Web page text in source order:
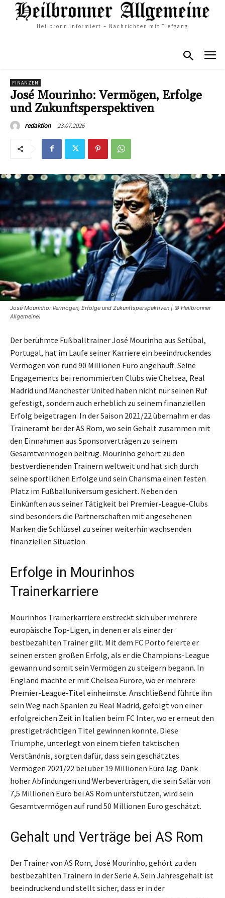
Heilbronn informiert – Nachrichten mit Tiefgang
FINANZEN
José Mourinho: Vermögen, Erfolge
und Zukunftsperspektiven
redaktion 23.07.2026
José Mourinho: Vermögen, Erfolge und Zukunftsperspektiven | © Heilbronner
Allgemeine)
Der berühmte Fußballtrainer José Mourinho aus Setúbal,
Portugal, hat im Laufe seiner Karriere ein beeindruckendes
Vermögen von rund 90 Millionen Euro angehäuft. Seine
Engagements bei renommierten Clubs wie Chelsea, Real
Madrid und Manchester United haben nicht nur seinen Ruf
gefestigt, sondern auch erheblich zu seinem finanziellen
Erfolg beigetragen. In der Saison 2021/22 übernahm er das
Traineramt bei der AS Rom, wo sein Gehalt zusammen mit
den Einnahmen aus Sponsorverträgen zu seinem
Gesamtvermögen beitrug. Mourinho gehört zu den
bestverdienenden Trainern weltweit und hat sich durch
seine sportlichen Erfolge und sein Charisma einen festen
Platz im Fußballuniversum gesichert. Neben den
Einkünften aus seiner Tätigkeit bei Premier-League-Clubs
sind besonders die Partnerschaften mit angesehenen
Marken die Schlüssel zu seiner weiterhin wachsenden
finanziellen Situation.
Erfolge in Mourinhos
Trainerkarriere
Mourinhos Trainerkarriere erstreckt sich über mehrere
europäische Top-Ligen, in denen er als einer der
bestbezahlten Trainer gilt. Mit dem FC Porto feierte er
seinen ersten großen Erfolg, als er die Champions-League
gewann und somit sein Vermögen zu steigern begann. In
England machte er mit Chelsea Furore, wo er mehrere
Premier-League-Titel einheimste. Anschließend führte ihn
sein Weg nach Spanien zu Real Madrid, gefolgt von einer
erfolgreichen Zeit in Italien beim FC Inter, wo er erneut den
prestigeträchtigen Titel gewinnen konnte. Diese
Triumphe, unterlegt von einem tiefen taktischen
Verständnis, sorgten dafür, dass sein geschätztes
Vermögen 2021/22 bei über 19 Millionen Euro lag. Dank
hoher Abfindungen und Werbeverträgen, die sein Salär von
7,5 Millionen Euro bei AS Rom unterstützen, wird sein
Gesamtvermögen auf rund 50 Millionen Euro geschätzt.
Gehalt und Verträge bei AS Rom
Der Trainer von AS Rom, José Mourinho, gehört zu den
bestbezahlten Trainern in der Serie A. Sein Jahresgehalt ist
beeindruckend und stellt sicher, dass er in der